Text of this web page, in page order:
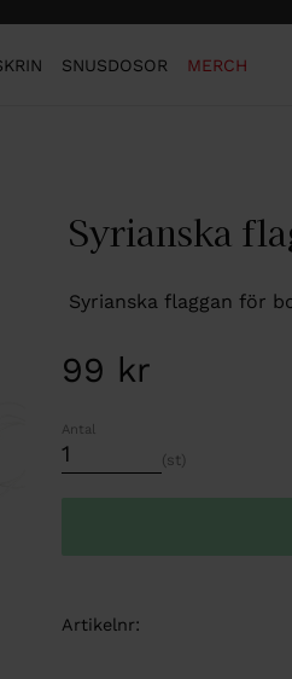
SNUSDOSOR MERCH
Syrianska
Syrianska flaggan för
99 kr
Antal
st
Artikelnr